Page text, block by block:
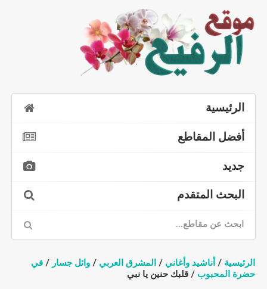
الرئيسية
أفضل المقاطع
جديد
البحث المتقدم
الرئيسية / أناشيد وأغاني / المشرق العربي / وائل جسار / في
حضرة المحبوب / قلبك حنين يا نبي